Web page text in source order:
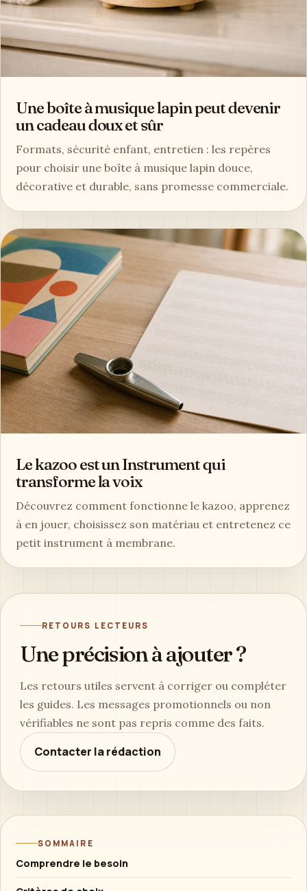
Une boîte à musique lapin peut devenir
un cadeau doux et sûr
Formats, sécurité enfant, entretien : les repères
pour choisir une boîte à musique lapin douce,
décorative et durable, sans promesse commerciale.
Le kazoo est un Instrument qui
transforme la voix
Découvrez comment fonctionne le kazoo, apprenez
à en jouer, choisissez son matériau et entretenez ce
petit instrument à membrane.
RETOURS LECTEURS
Une précision à ajouter ?
Les retours utiles servent à corriger ou compléter
les guides. Les messages promotionnels ou non
vérifiables ne sont pas repris comme des faits.
Contacter la rédaction
SOMMAIRE
Comprendre le besoin